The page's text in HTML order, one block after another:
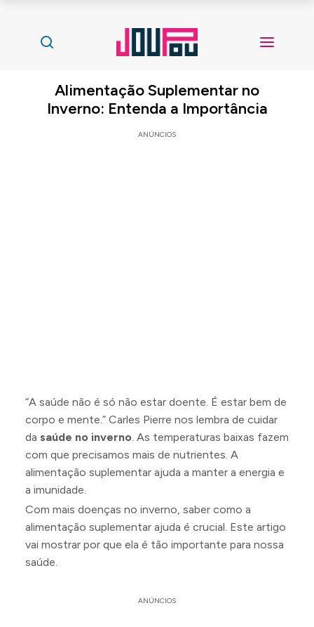
Alimentação Suplementar no
Inverno: Entenda a Importância
ANÚNCIOS
“A saúde não é só não estar doente. É estar bem de
corpo e mente.” Carles Pierre nos lembra de cuidar
da saúde no inverno. As temperaturas baixas fazem
com que precisamos mais de nutrientes. A
alimentação suplementar ajuda a manter a energia e
a imunidade.
Com mais doenças no inverno, saber como a
alimentação suplementar ajuda é crucial. Este artigo
vai mostrar por que ela é tão importante para nossa
saúde.
ANÚNCIOS